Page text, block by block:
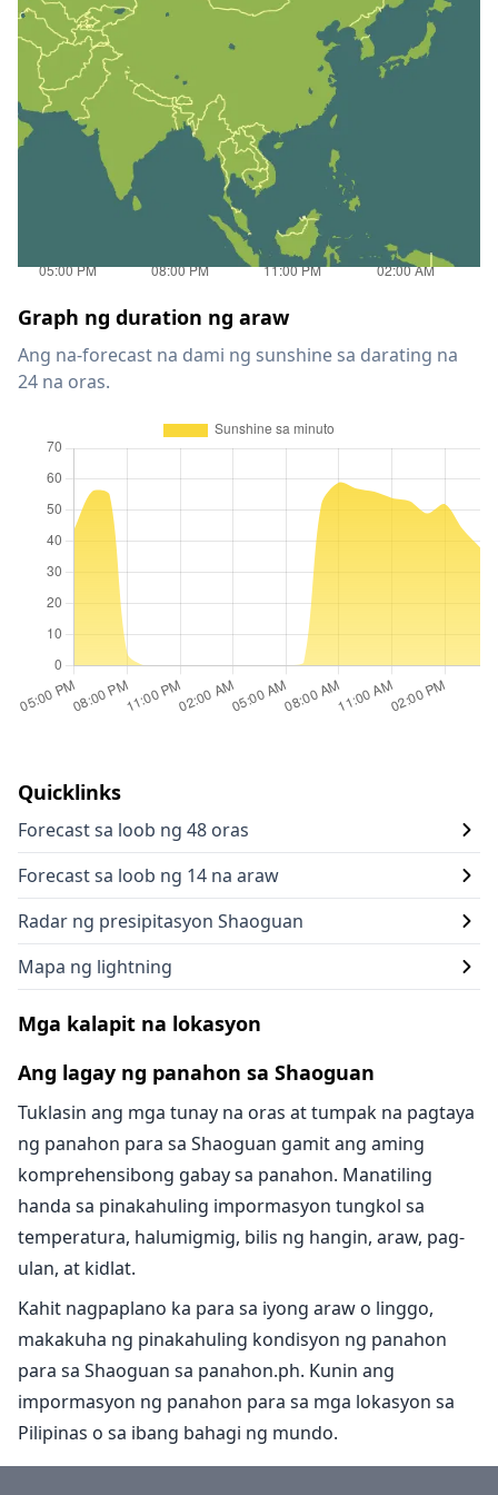
Graph ng duration ng araw
Ang na-forecast na dami ng sunshine sa darating na
24 na oras.
Quicklinks
Forecast sa loob ng 48 oras
Forecast sa loob ng 14 na araw
Radar ng presipitasyon Shaoguan
Mapa ng lightning
Mga kalapit na lokasyon
Ang lagay ng panahon sa Shaoguan
Tuklasin ang mga tunay na oras at tumpak na pagtaya
ng panahon para sa Shaoguan gamit ang aming
komprehensibong gabay sa panahon. Manatiling
handa sa pinakahuling impormasyon tungkol sa
temperatura, halumigmig, bilis ng hangin, araw, pag-
ulan, at kidlat.
Kahit nagpaplano ka para sa iyong araw o linggo,
makakuha ng pinakahuling kondisyon ng panahon
para sa Shaoguan sa panahon.ph. Kunin ang
impormasyon ng panahon para sa mga lokasyon sa
Pilipinas o sa ibang bahagi ng mundo.